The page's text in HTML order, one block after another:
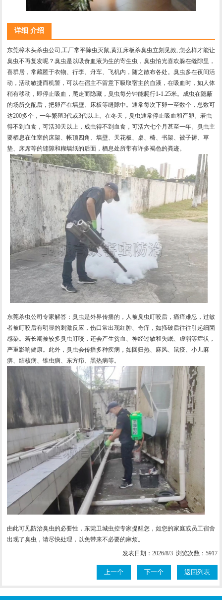
详细 介绍
东莞樟木头杀虫公司,工厂常平除虫灭鼠,黄江床板杀臭虫立刻见效, 怎么样才能让
臭虫不再复发呢？臭虫是以吸食血液为生的寄生虫，臭虫怕光喜欢躲在缝隙里，
喜群居，常藏匿于衣物、行李、舟车、飞机内，随之散布各处。臭虫多在夜间活
动，活动敏捷而机警，可以在宿主不留意下吸取宿主的血液，在吸血时，如人体
稍有移动，即停止吸血，爬走而隐藏，臭虫每分钟能爬行1-1.25米。成虫在隐蔽
的场所交配后，把卵产在墙壁、床板等缝隙中。通常每次下卵一至数个，总数可
达200多个，一年繁殖3代或3代以上。在冬天，臭虫通常停止吸血和产卵。若虫
得不到血食，可活30天以上，成虫得不到血食，可活六七个月甚至一年。臭虫主
要栖息在住室的床架、帐顶四角、墙壁、天花板、桌、椅、书架、被子褥、草
垫、床席等的缝隙和糊墙纸的后面，栖息处所带有许多褐色的粪迹。
东莞杀虫公司专家解答：臭虫是外界传播的，人被臭虫叮咬后，痛痒难忍，过敏
者被叮咬后有明显的刺激反应，伤口常出现红肿、奇痒，如搔破后往往引起细菌
感染。若长期被较多臭虫叮咬，还会产生贫血、神经过敏和失眠、虚弱等症状，
严重影响健康。此外，臭虫会传播多种疾病，如回归热、麻风、鼠疫、小儿麻
痹、结核病、锥虫病、东方疖、黑热病等。
由此可见防治臭虫的必要性，东莞卫城虫控专家提醒您，如您的家庭或员工宿舍
出现了臭虫，请尽快处理，以免带来不必要的麻烦。
发表日期：2026/8/3 浏览次数：5917
上一个 下一个 返回列表